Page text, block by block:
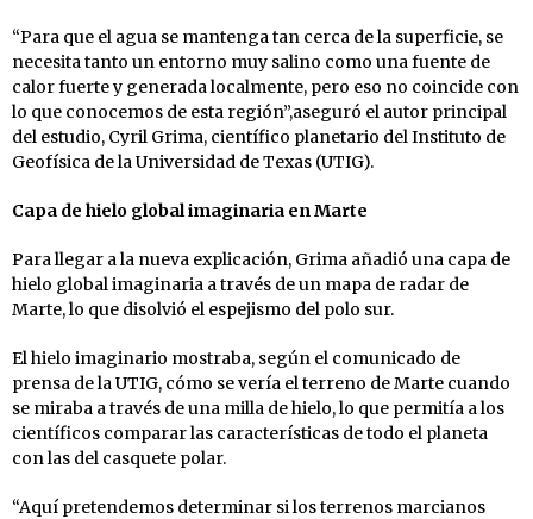
“Para que el agua se mantenga tan cerca de la superficie, se
necesita tanto un entorno muy salino como una fuente de
calor fuerte y generada localmente, pero eso no coincide con
lo que conocemos de esta región”,aseguró el autor principal
del estudio, Cyril Grima, científico planetario del Instituto de
Geofísica de la Universidad de Texas (UTIG).
Capa de hielo global imaginaria en Marte
Para llegar a la nueva explicación, Grima añadió una capa de
hielo global imaginaria a través de un mapa de radar de
Marte, lo que disolvió el espejismo del polo sur.
El hielo imaginario mostraba, según el comunicado de
prensa de la UTIG, cómo se vería el terreno de Marte cuando
se miraba a través de una milla de hielo, lo que permitía a los
científicos comparar las características de todo el planeta
con las del casquete polar.
“Aquí pretendemos determinar si los terrenos marcianos